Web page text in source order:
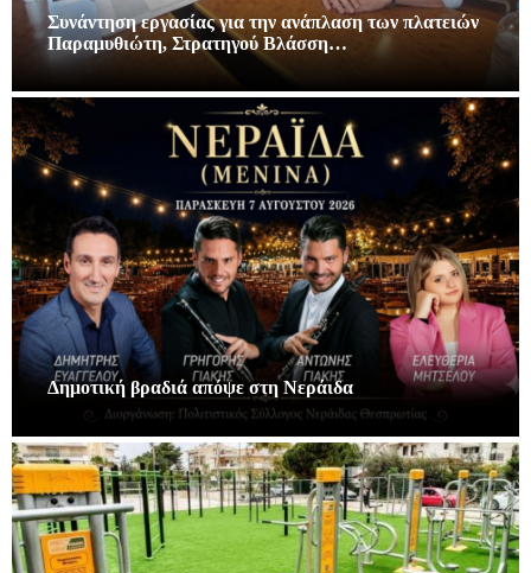
Συνάντηση εργασίας για την ανάπλαση των πλατειών
Παραμυθιώτη, Στρατηγού Βλάσση…
Δημοτική βραδιά απόψε στη Νεράιδα